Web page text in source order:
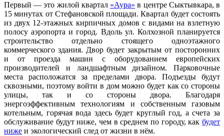
Первый — это жилой квартал «Аура» в центре Сыктывкара, в
15 минутах от Стефановской площади. Квартал будет состоять
из двух 12-этажных кирпичных домов с видами на взлетную
полосу аэропорта и город. Вдоль ул. Колхозной планируется
строительство отдельно стоящего одноэтажного
коммерческого здания. Двор будет закрытым от посторонних
и от проезда машин с оборудованием европейских
производителей и ландшафтным дизайном. Парковочные
места расположатся за пределами двора. Подъезды будут
сквозными, поэтому войти в дом можно будет как со стороны
улицы, так и со стороны двора. Благодаря
энергоэффективным технологиям и собственным газовым
котельным, горячая вода здесь будет круглый год, а счета за
обслуживание будут ниже, чем в среднем по городу, как будет
ниже и экологический след от жизни в нём.